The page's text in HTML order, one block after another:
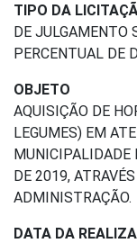
TIPO DA
DE JULGAMENTO
PERCENTUAL DE
OBJETO
AQUISIÇÃO DE
LEGUMES) EM
MUNICIPALIDADE
DE 2019,
ADMINISTRAÇÃO.
DATA DA